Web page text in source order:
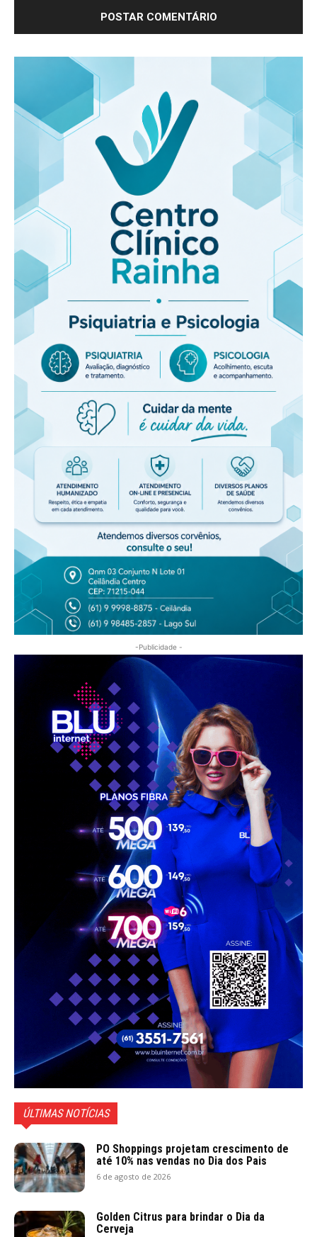
-Publicidade -
ÚLTIMAS NOTÍCIAS
PO Shoppings projetam crescimento de
até 10% nas vendas no Dia dos Pais
6 de agosto de 2026
Golden Citrus para brindar o Dia da
Cerveja